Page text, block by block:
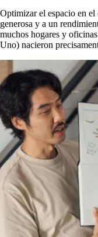
Optimizar el espacio en
generosa y a un
muchos hogares y
Uno) nacieron